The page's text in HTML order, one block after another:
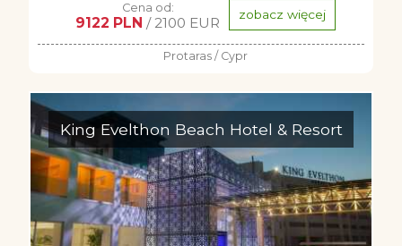
Cena od:
9122 PLN / 2100 EUR zobacz więcej
Protaras / Cypr
King Evelthon Beach Hotel & Resort